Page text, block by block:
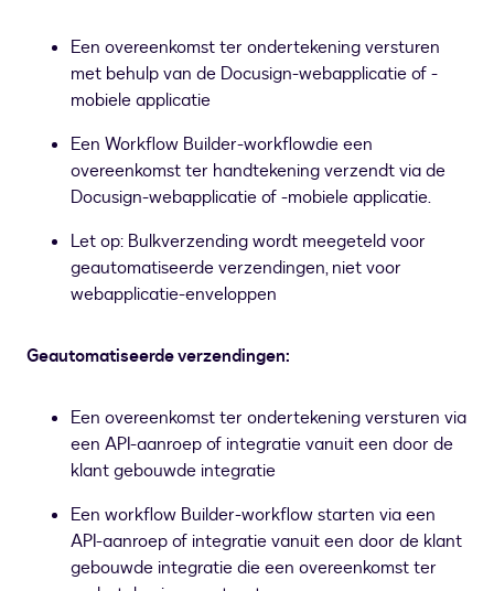
Een overeenkomst ter ondertekening versturen
met behulp van de Docusign-webapplicatie of -
mobiele applicatie
Een Workflow Builder-workflowdie een
overeenkomst ter handtekening verzendt via de
Docusign-webapplicatie of -mobiele applicatie.
Let op: Bulkverzending wordt meegeteld voor
geautomatiseerde verzendingen, niet voor
webapplicatie-enveloppen
Geautomatiseerde verzendingen:
Een overeenkomst ter ondertekening versturen via
een API-aanroep of integratie vanuit een door de
klant gebouwde integratie
Een workflow Builder-workflow starten via een
API-aanroep of integratie vanuit een door de klant
gebouwde integratie die een overeenkomst ter